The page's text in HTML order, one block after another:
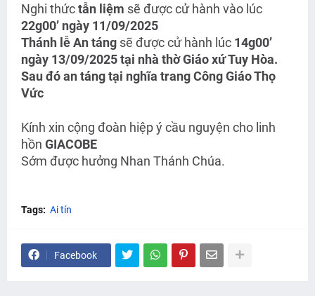
Nghi thứctẫn liệm sẽ được cử hành vào lúc
22g00’ ngày 11/09/2025
Thánh lễ An táng sẽ được cử hành lúc 14g00’
ngày 13/09/2025 tại nhà thờ Giáo xứ Tuy Hòa.
Sau đó an táng tại nghĩa trangCông Giáo Thọ
Vức
Kính xin cộng đoàn hiệp ý cầu nguyện cho linh
hồn GIACOBE
Sớm được hưởng Nhan Thánh Chúa.
Tags: Ai tín
Facebook